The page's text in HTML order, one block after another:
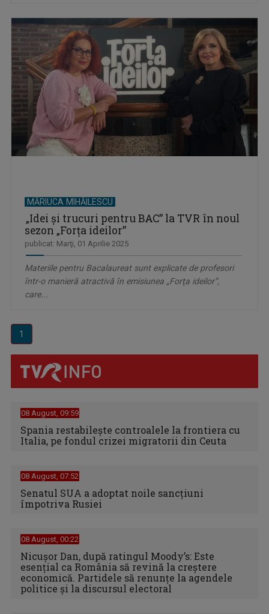
MĂRIUCA MIHĂILESCU
„Idei și trucuri pentru BAC” la TVR în noul
sezon „Forţa ideilor”
publicat: Marţi, 01 Aprilie 2025
Materiile pentru Bacalaureat sunt explicate de profesori
într-o manieră atractivă în emisiunea „Forţa ideilor”,
care...
1
08 August, 09:59
Spania restabileşte controalele la frontiera cu
Italia, pe fondul crizei migratorii din Ceuta
08 August, 07:52
Senatul SUA a adoptat noile sancţiuni
împotriva Rusiei
08 August, 00:22
Nicușor Dan, după ratingul Moody’s: Este
esențial ca România să revină la creștere
economică. Partidele să renunțe la agendele
politice și la discursul electoral